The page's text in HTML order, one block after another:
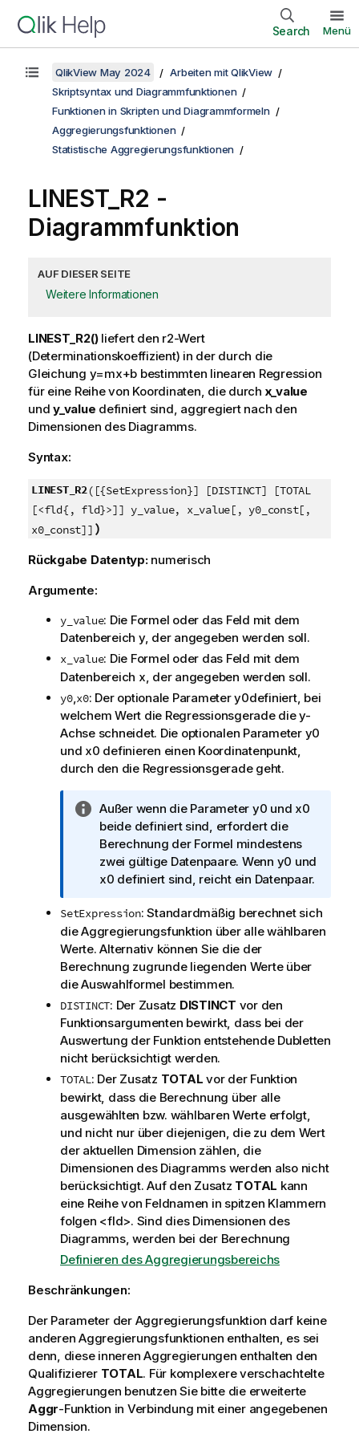
Search Menü
QlikView May 2024
Arbeiten mit QlikView
Skriptsyntax und Diagrammfunktionen
Funktionen in Skripten und Diagrammformeln
Aggregierungsfunktionen
Statistische Aggregierungsfunktionen
LINEST_R2 -
Diagrammfunktion
AUF DIESER SEITE
Weitere Informationen
LINEST_R2()liefert den r2-Wert
(Determinationskoeffizient) in der durch die
Gleichung y=mx+b bestimmten linearen Regression
für eine Reihe von Koordinaten, die durch x_value
und y_value definiert sind, aggregiert nach den
Dimensionen des Diagramms.
Syntax:
LINEST_R2([{SetExpression}] [DISTINCT] [TOTAL
[<fld{, fld}>]] y_value, x_value[, y0_const[,
x0_const]] )
Rückgabe Datentyp: numerisch
Argumente:
y_value: Die Formel oder das Feld mit dem
Datenbereich y, der angegeben werden soll.
x_value: Die Formel oder das Feld mit dem
Datenbereich x, der angegeben werden soll.
y0,x0: Der optionale Parametery0definiert, bei
welchem Wert die Regressionsgerade die y-
Achse schneidet. Die optionalen Parameter y0
und x0 definieren einen Koordinatenpunkt,
durch den die Regressionsgerade geht.
I
n
f
o
r
a
t
i
o
n
s
h
i
n
w
e
i
s
Außer wenn die Parameter y0 und x0
beide definiert sind, erfordert die
Berechnung der Formel mindestens
zwei gültige Datenpaare. Wenn y0 und
x0 definiert sind, reicht ein Datenpaar.
SetExpression: Standardmäßig berechnet sich
die Aggregierungsfunktion über alle wählbaren
Werte. Alternativ können Sie die der
Berechnung zugrunde liegenden Werte über
die Auswahlformel bestimmen.
DISTINCT: Der Zusatz DISTINCT vor den
Funktionsargumenten bewirkt, dass bei der
Auswertung der Funktion entstehende Dubletten
nicht berücksichtigt werden.
TOTAL: Der Zusatz TOTAL vor der Funktion
bewirkt, dass die Berechnung über alle
ausgewählten bzw. wählbaren Werte erfolgt,
und nicht nur über diejenigen, die zu dem Wert
der aktuellen Dimension zählen, die
Dimensionen des Diagramms werden also nicht
berücksichtigt. Auf den Zusatz TOTAL kann
eine Reihe von Feldnamen in spitzen Klammern
folgen <fld>. Sind dies Dimensionen des
Diagramms, werden bei der Berechnung
Definieren des Aggregierungsbereichs
Beschränkungen:
Der Parameter der Aggregierungsfunktion darf keine
anderen Aggregierungsfunktionen enthalten, es sei
denn, diese inneren Aggregierungen enthalten den
Qualifizierer TOTAL. Für komplexere verschachtelte
Aggregierungen benutzen Sie bitte die erweiterte
Aggr-Funktion in Verbindung mit einer angegebenen
Dimension.